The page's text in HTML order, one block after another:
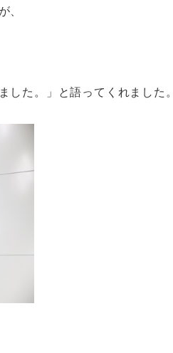
、
した。」と語ってくれました。